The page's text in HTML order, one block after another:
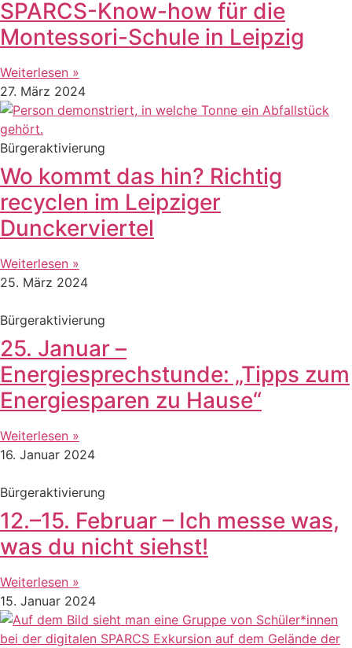
SPARCS-Know-how für die
Montessori-Schule in Leipzig
Weiterlesen »
27. März 2024
Bürgeraktivierung
Wo kommt das hin? Richtig
recyclen im Leipziger
Dunckerviertel
Weiterlesen »
25. März 2024
Bürgeraktivierung
25. Januar –
Energiesprechstunde: „Tipps zum
Energiesparen zu Hause“
Weiterlesen »
16. Januar 2024
Bürgeraktivierung
12.–15. Februar – Ich messe was,
was du nicht siehst!
Weiterlesen »
15. Januar 2024